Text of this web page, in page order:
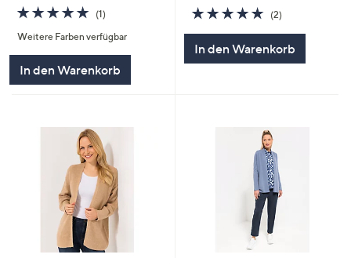
5.0
von
5
(1)1
Weitere Farben verfügbar
In den Warenkorb
5.0
von
(2)2
In den Warenkorb